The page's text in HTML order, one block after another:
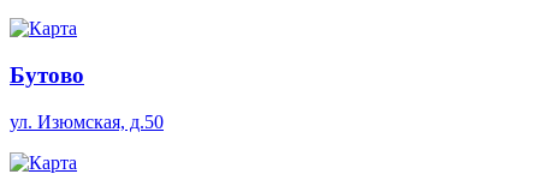
Бутово
ул. Изюмская, д.50